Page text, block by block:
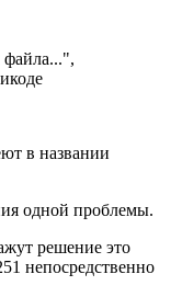
в названии
одной проблемы.
решение это
непосредственно